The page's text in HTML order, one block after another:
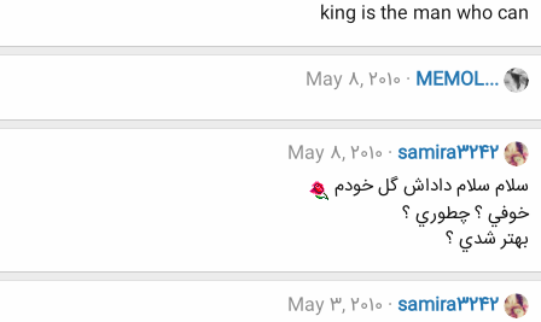
king is the man who can
MEMOL...
May 8, 2010
samira3242
May 8, 2010
سلام سلام داداش گل خودم
خوفي ؟ چطوري ؟
بهتر شدي ؟
samira3242
May 3, 2010